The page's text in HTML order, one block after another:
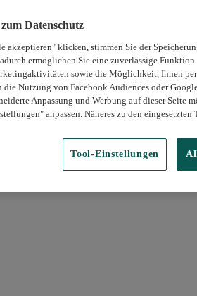
Datenschutz
akzeptieren" klicken, stimmen Sie der
ermöglichen Sie eine zuverlässige
sowie die Möglichkeit, Ihnen
die Nutzung von Facebook Audiences oder
Anpassung und Werbung auf dieser Seite
anpassen. Näheres zu den eingesetzten
Tool-Einstellungen